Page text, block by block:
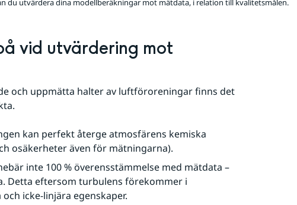
du utvärdera dina modellberäkningar mot mätdata, i relation till kvalitetsmålen.
vid utvärdering mot
och uppmätta halter av luftföroreningar finns det
kan perfekt återge atmosfärens kemiska
osäkerheter även för mätningarna).
inte 100 % överensstämmelse med mätdata –
Detta eftersom turbulens förekommer i
icke-linjära egenskaper.